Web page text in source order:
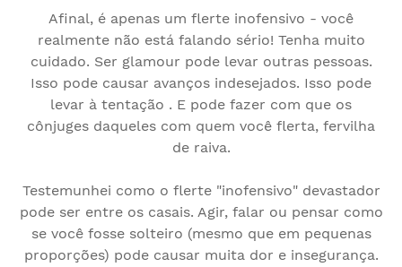
Afinal, é apenas um flerte inofensivo - você
realmente não está falando sério! Tenha muito
cuidado. Ser glamour pode levar outras pessoas.
Isso pode causar avanços indesejados. Isso pode
levar à tentação . E pode fazer com que os
cônjuges daqueles com quem você flerta, fervilha
de raiva.
Testemunhei como o flerte "inofensivo" devastador
pode ser entre os casais. Agir, falar ou pensar como
se você fosse solteiro (mesmo que em pequenas
proporções) pode causar muita dor e insegurança.